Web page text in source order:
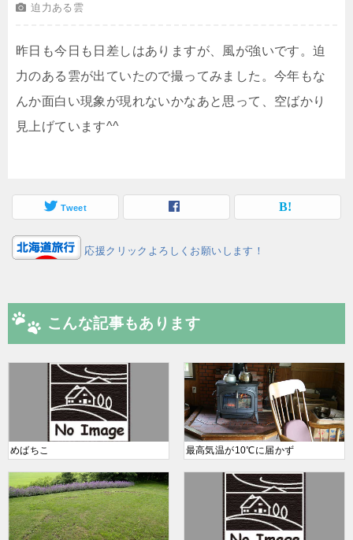
迫力ある雲
昨日も今日も日差しはありますが、風が強いです。迫
力のある雲が出ていたので撮ってみました。今年もな
んか面白い現象が現れないかなあと思って、空ばかり
見上げています^^
Tweet
応援クリックよろしくお願いします！
こんな記事もあります
めばちこ 最高気温が10℃に届かず